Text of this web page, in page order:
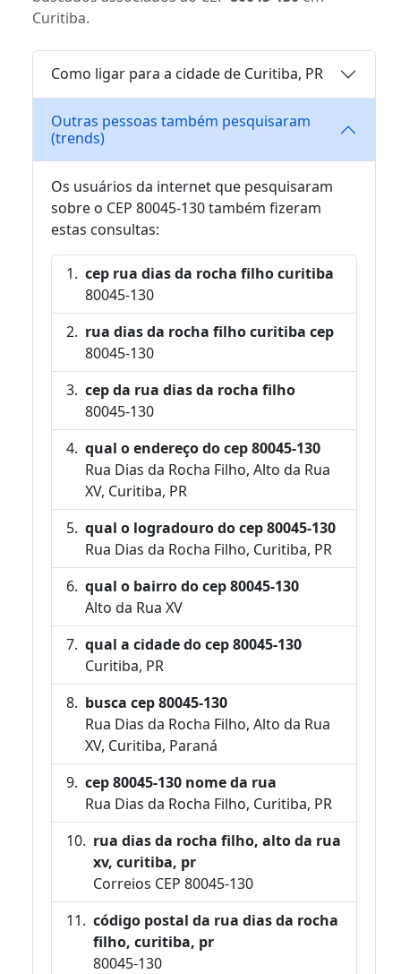
Curitiba.
Como ligar para a cidade de Curitiba, PR
Outras pessoas também pesquisaram
(trends)
Os usuários da internet que pesquisaram
sobre o CEP 80045-130 também fizeram
estas consultas:
cep rua dias da rocha filho curitiba
80045-130
rua dias da rocha filho curitiba cep
80045-130
cep da rua dias da rocha filho
80045-130
qual o endereço do cep 80045-130
Rua Dias da Rocha Filho, Alto da Rua
XV, Curitiba, PR
qual o logradouro do cep 80045-130
Rua Dias da Rocha Filho, Curitiba, PR
qual o bairro do cep 80045-130
Alto da Rua XV
qual a cidade do cep 80045-130
Curitiba, PR
busca cep 80045-130
Rua Dias da Rocha Filho, Alto da Rua
XV, Curitiba, Paraná
cep 80045-130 nome da rua
Rua Dias da Rocha Filho, Curitiba, PR
rua dias da rocha filho, alto da rua
xv, curitiba, pr
Correios CEP 80045-130
código postal da rua dias da rocha
filho, curitiba, pr
80045-130